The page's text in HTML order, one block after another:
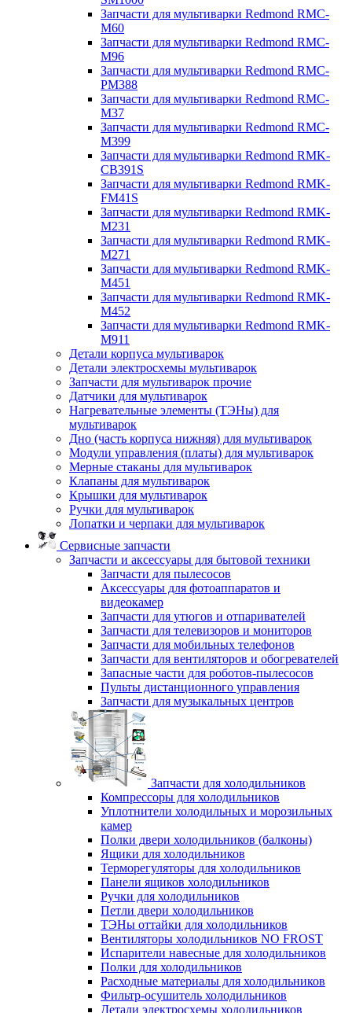
Запчасти для мультиварки Redmond RMC-
M60
Запчасти для мультиварки Redmond RMC-
M96
Запчасти для мультиварки Redmond RMC-
PM388
Запчасти для мультиварки Redmond RMC-
M37
Запчасти для мультиварки Redmond RMC-
M399
Запчасти для мультиварки Redmond RMK-
CB391S
Запчасти для мультиварки Redmond RMK-
FM41S
Запчасти для мультиварки Redmond RMK-
M231
Запчасти для мультиварки Redmond RMK-
M271
Запчасти для мультиварки Redmond RMK-
M451
Запчасти для мультиварки Redmond RMK-
M452
Запчасти для мультиварки Redmond RMK-
M911
Детали корпуса мультиварок
Детали электросхемы мультиварок
Запчасти для мультиварок прочие
Датчики для мультиварок
Нагревательные элементы (ТЭНы) для
мультиварок
Дно (часть корпуса нижняя) для мультиварок
Модули управления (платы) для мультиварок
Мерные стаканы для мультиварок
Клапаны для мультиварок
Крышки для мультиварок
Ручки для мультиварок
Лопатки и черпаки для мультиварок
Сервисные запчасти
Запчасти и аксессуары для бытовой техники
Запчасти для пылесосов
Аксессуары для фотоаппаратов и
видеокамер
Запчасти для утюгов и отпаривателей
Запчасти для телевизоров и мониторов
Запчасти для мобильных телефонов
Запчасти для вентиляторов и обогревателей
Запасные части для роботов-пылесосов
Пульты дистанционного управления
Запчасти для музыкальных центров
Запчасти для холодильников
Компрессоры для холодильников
Уплотнители холодильных и морозильных
камер
Полки двери холодильников (балконы)
Ящики для холодильников
Терморегуляторы для холодильников
Панели ящиков холодильников
Ручки для холодильников
Петли двери холодильников
ТЭНы оттайки для холодильников
Вентиляторы холодильников NO FROST
Испарители навесные для холодильников
Полки для холодильников
Расходные материалы для холодильников
Фильтр-осушитель холодильников
Детали электросхемы холодильников